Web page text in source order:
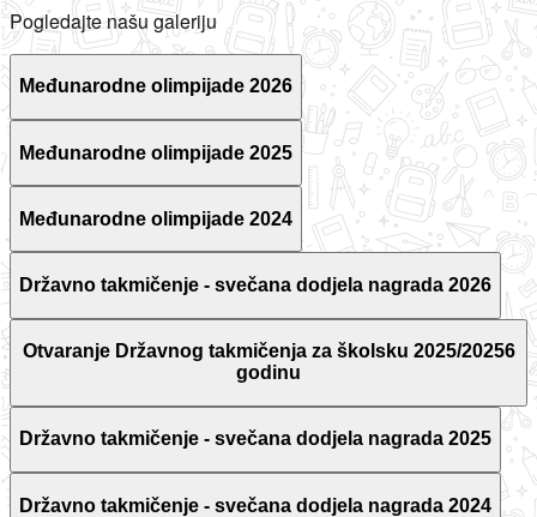
Pogledajte našu galeriju
Međunarodne olimpijade 2026
Međunarodne olimpijade 2025
Međunarodne olimpijade 2024
Državno takmičenje - svečana dodjela nagrada 2026
Otvaranje Državnog takmičenja za školsku 2025/20256
godinu
Državno takmičenje - svečana dodjela nagrada 2025
Državno takmičenje - svečana dodjela nagrada 2024